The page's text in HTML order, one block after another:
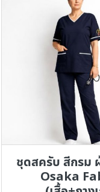
ชุดสครับ สีกรม
Osaka